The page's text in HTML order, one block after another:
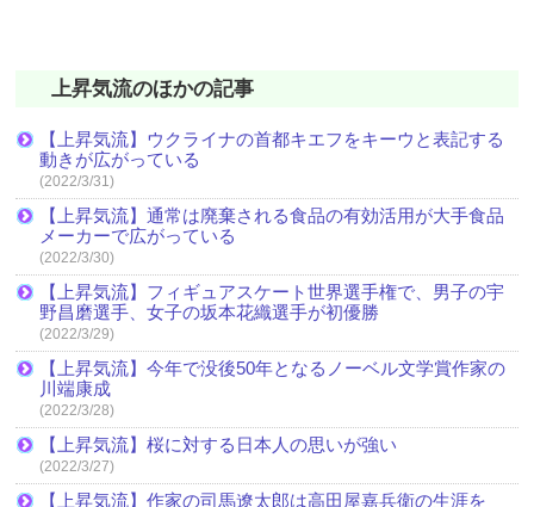
上昇気流のほかの記事
【上昇気流】ウクライナの首都キエフをキーウと表記する
動きが広がっている
(2022/3/31)
【上昇気流】通常は廃棄される食品の有効活用が大手食品
メーカーで広がっている
(2022/3/30)
【上昇気流】フィギュアスケート世界選手権で、男子の宇
野昌磨選手、女子の坂本花織選手が初優勝
(2022/3/29)
【上昇気流】今年で没後50年となるノーベル文学賞作家の
川端康成
(2022/3/28)
【上昇気流】桜に対する日本人の思いが強い
(2022/3/27)
【上昇気流】作家の司馬遼太郎は高田屋嘉兵衛の生涯を